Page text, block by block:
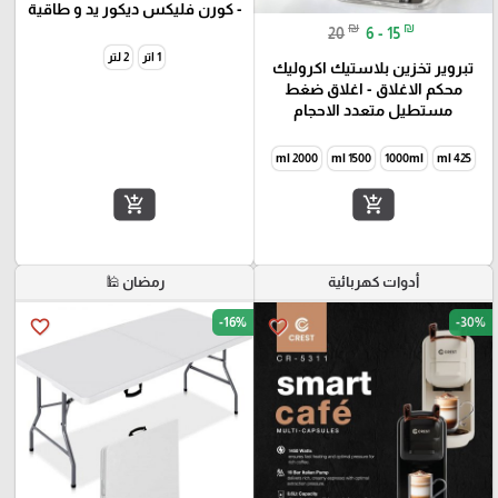
20 ₪ 6 - 15 ₪
تبروير تخزين بلاستيك اكروليك
محكم الاغلاق - اغلاق ضغط
مستطيل متعدد الاحجام
425 ml
1000ml
1500 ml
2000 ml
add_shopping_cart
- كورن فليكس ديكور يد و طاقية
1 اتر 2 لتر
add_shopping_cart
أدوات كهربائية
favorite_border -30%
رمضان 🕌
favorite_border -16%